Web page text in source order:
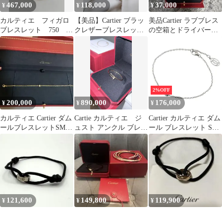
¥467,000
カルティエ フィガロ
ブレスレット 750
K18 10.6g
¥ 118,000
【美品】Cartier ブラッ
クレザーブレスレッ
ト ホワイトゴール
ド 4Pダイヤ
¥37,000
美品Cartier ラブブレス
の空箱とドライバーと
¥200,000
カルティエ Cartier ダム
ールブレスレットSM
¥890,000
Cartie カルティエ ジ
ュスト アンクル ブレス
レット YG スモール
2%OFF
¥ 176,000
Cartier カルティエ ダム
ール ブレスレット SM
ダイヤ K18WG
¥ 121,600 ¥ 149,800 ¥ 119,900